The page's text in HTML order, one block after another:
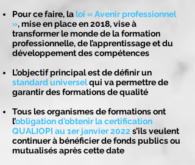
Pour ce faire, la loi « Avenir professionnel
», mise en place en 2018, vise à
transformer le monde de la formation
professionnelle, de l’apprentissage et du
développement des compétences
L’objectif principal est de définir un
standard universelqui va permettre de
garantir des formations de qualité
Tous les organismes de formations ont
l’obligation d'obtenir la certification
QUALIOPI au 1er janvier 2022s’ils veulent
continuer à bénéficier de fonds publics ou
mutualisés après cette date